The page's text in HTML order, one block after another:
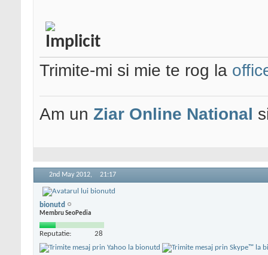
Trimite-mi si mie te rog la
Am un Ziar Online National
2nd May 2012, 21:17
bionutd
Membru SeoPedia
Reputatie: 28